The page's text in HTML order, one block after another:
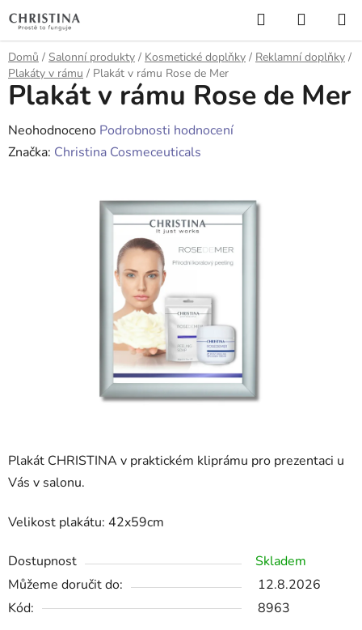
na
obsah
Hledat
KOŠÍK
Domů / Salonní produkty / Kosmetické doplňky / Reklamní doplňky /
Plakáty v rámu / Plakát v rámu Rose de Mer
Plakát CHRISTINA v praktickém kliprámu pro prezentaci u
Vás v salonu.
Velikost plakátu: 42x59cm
Dostupnost
Skladem
Můžeme doručit do:
12.8.2026
Kód:
8963
Plakát v rámu Rose de Mer
Průměrné
hodnocení
Neohodnoceno Podrobnosti hodnocení
Značka: Christina Cosmeceuticals